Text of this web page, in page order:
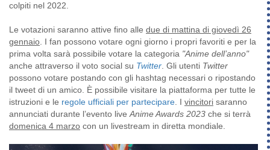
colpiti nel 2022.
Le votazioni saranno attive fino alle due di mattina di giovedì 26
gennaio. I fan possono votare ogni giorno i propri favoriti e per la
prima volta sarà possibile votare la categoria "Anime dell’anno"
anche attraverso il voto social su Twitter. Gli utenti Twitter
possono votare postando con gli hashtag necessari o ripostando
il tweet di un amico. È possibile visitare la piattaforma per tutte le
istruzioni e le regole ufficiali per partecipare. I vincitori saranno
annunciati durante l’evento liveAnime Awards 2023 che si terrà
domenica 4 marzo con un livestream in diretta mondiale.